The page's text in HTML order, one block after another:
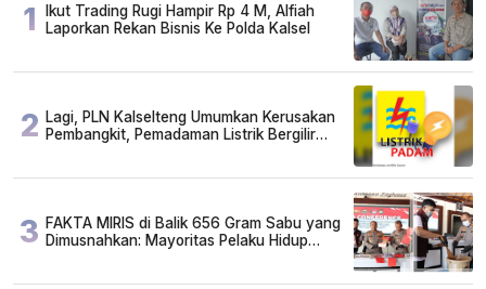
1
Ikut Trading Rugi Hampir Rp 4 M, Alfiah
Laporkan Rekan Bisnis Ke Polda Kalsel
2 Lagi, PLN Kalselteng Umumkan Kerusakan
Pembangkit, Pemadaman Listrik Bergilir
3 FAKTA MIRIS di Balik 656 Gram Sabu yang
Dimusnahkan: Mayoritas Pelaku Hidup